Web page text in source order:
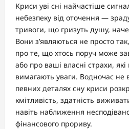
Криси уві сні найчастіше
небезпеку від оточення —
тривоги, що гризуть душу, наче
Вони з’являються не просто
про те, що хтось поруч може
або про ваші власні страхи,
вимагають уваги. Водночас не
певних деталях сну криси
кмітливість, здатність
навіть наближення
фінансового прориву.